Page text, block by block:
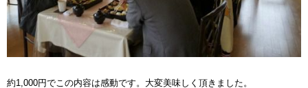
約1,000円でこの内容は感動です。大変美味しく頂きました。